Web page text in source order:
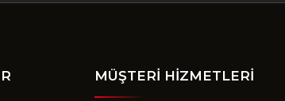
MÜŞTERİ HİZMETLERİ